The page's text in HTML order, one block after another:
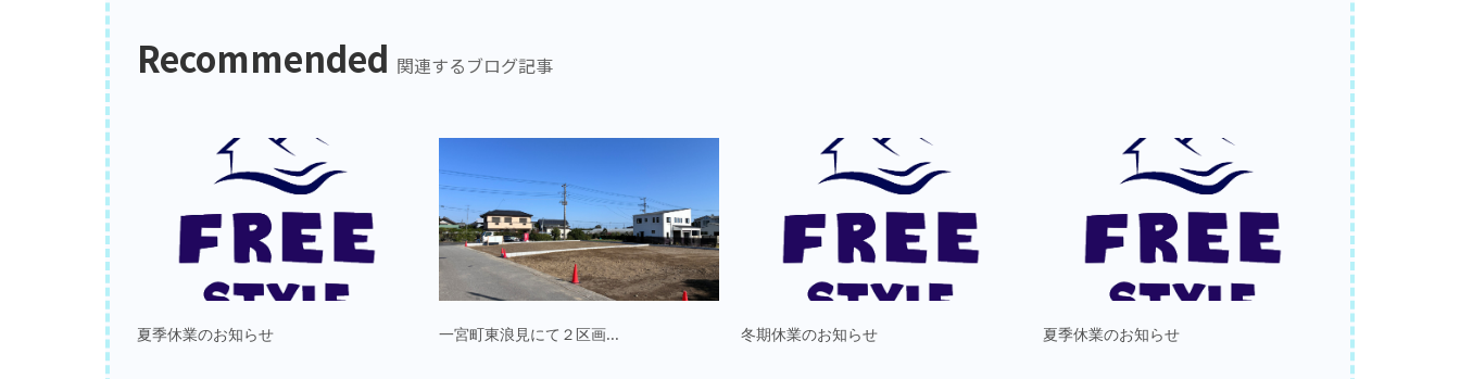
Recommended 関連するブログ記事
夏季休業のお知らせ 一宮町東浪見にて２区画... 冬期休業のお知らせ 夏季休業のお知らせ